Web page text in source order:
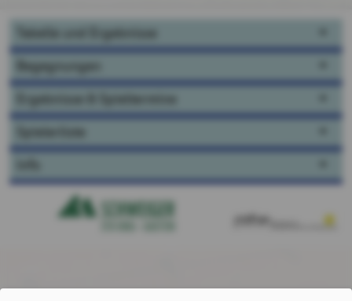
Tabelle und Ergebnisse
Begegnungen
Ergebnisse & Spieltermine
Spielerliste